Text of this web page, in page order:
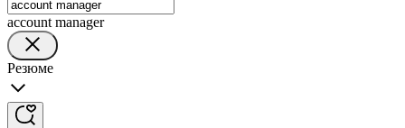
account manager
Резюме